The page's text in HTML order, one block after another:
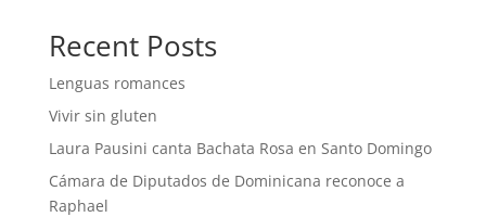
Recent Posts
Lenguas romances
Vivir sin gluten
Laura Pausini canta Bachata Rosa en Santo Domingo
Cámara de Diputados de Dominicana reconoce a
Raphael